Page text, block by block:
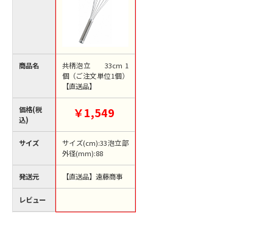
商品名
価格(税
込)
サイズ
発送元
レビュー
共柄泡立 33cm 1
個（ご注文単位1個）
【直送品】
￥1,549
サイズ(cm):33泡立部
外径(mm):88
【直送品】遠藤商事